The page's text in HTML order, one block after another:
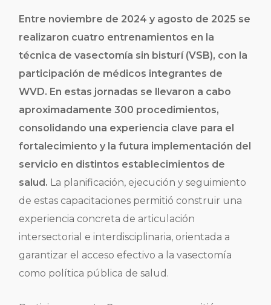
Entre noviembre de 2024 y agosto de 2025 se
realizaron cuatro entrenamientos en la
técnica de vasectomía sin bisturí (VSB), con la
participación de médicos integrantes de
WVD. En estas jornadas se llevaron a cabo
aproximadamente 300 procedimientos,
consolidando una experiencia clave para el
fortalecimiento y la futura implementación del
servicio en distintos establecimientos de
salud. La planificación, ejecución y seguimiento
de estas capacitaciones permitió construir una
experiencia concreta de articulación
intersectorial e interdisciplinaria, orientada a
garantizar el acceso efectivo a la vasectomía
como política pública de salud.